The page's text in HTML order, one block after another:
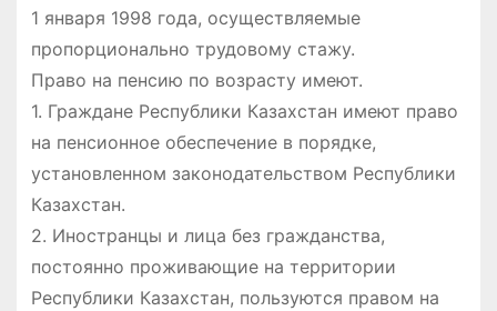
1 января 1998 года, осуществляемые
пропорционально трудовому стажу.
Право на пенсию по возрасту имеют.
1. Граждане Республики Казахстан имеют право
на пенсионное обеспечение в порядке,
установленном законодательством Республики
Казахстан.
2. Иностранцы и лица без гражданства,
постоянно проживающие на территории
Республики Казахстан, пользуются правом на